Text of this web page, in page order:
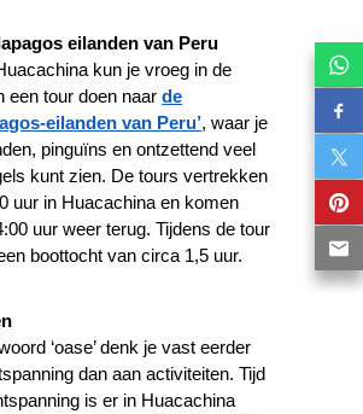
eilanden van Peru
kun je vroeg in de
een tour doen naarde
eilanden van Peru’, waar je
pinguïns en ontzettend veel
kunt zien. De tours vertrekken
uur in Huacachina en komen
uur weer terug. Tijdens de tour
boottocht van circa 1,5 uur.
‘oase’ denk je vast eerder
dan aan activiteiten. Tijd
is er in Huacachina